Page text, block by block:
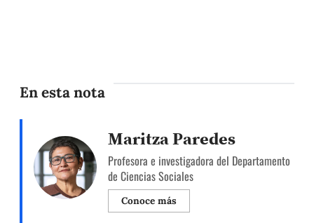
En esta nota
Maritza Paredes
Profesora e investigadora del Departamento
de Ciencias Sociales
Conoce más